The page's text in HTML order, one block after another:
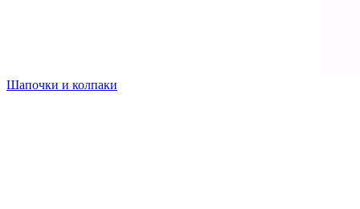
Шапочки и колпаки